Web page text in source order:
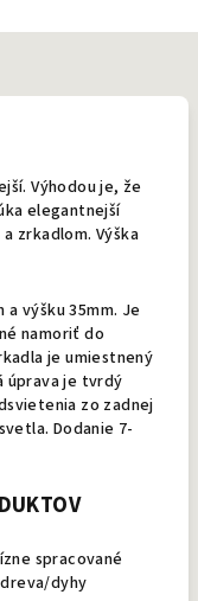
Výhodou je, že
elegantnejší
zrkadlom. Výška
výšku 35mm. Je
namoriť do
je umiestnený
úprava je tvrdý
zo zadnej
Dodanie 7-
spracované
dyhy